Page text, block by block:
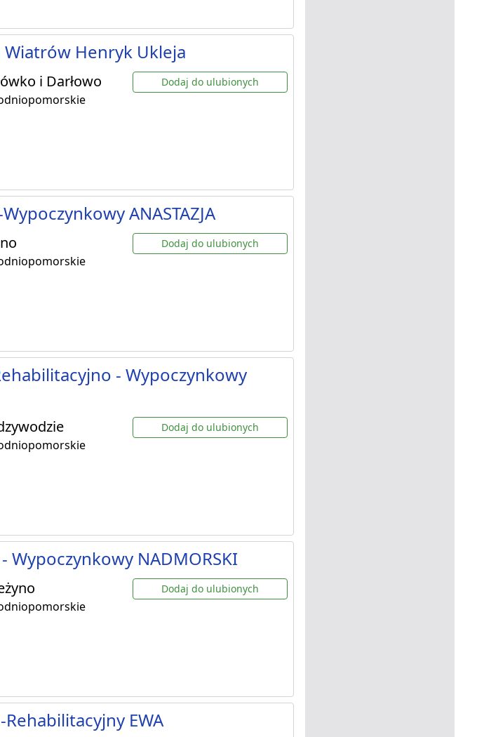
Wiatrów Henryk Ukleja
i Darłowo Dodaj do ulubionych
ANASTAZJA
Dodaj do ulubionych
- Wypoczynkowy
Dodaj do ulubionych
NADMORSKI
Dodaj do ulubionych
EWA